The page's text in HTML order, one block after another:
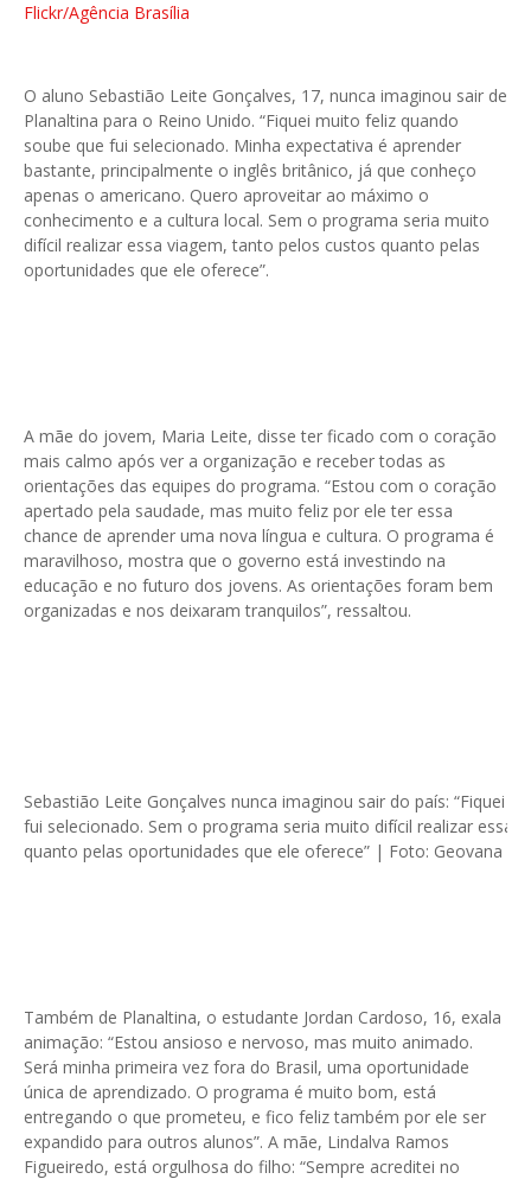
Flickr/Agência Brasília
O aluno Sebastião Leite Gonçalves, 17, nunca imaginou sair de
Planaltina para o Reino Unido. “Fiquei muito feliz quando
soube que fui selecionado. Minha expectativa é aprender
bastante, principalmente o inglês britânico, já que conheço
apenas o americano. Quero aproveitar ao máximo o
conhecimento e a cultura local. Sem o programa seria muito
difícil realizar essa viagem, tanto pelos custos quanto pelas
oportunidades que ele oferece”.
A mãe do jovem, Maria Leite, disse ter ficado com o coração
mais calmo após ver a organização e receber todas as
orientações das equipes do programa. “Estou com o coração
apertado pela saudade, mas muito feliz por ele ter essa
chance de aprender uma nova língua e cultura. O programa é
maravilhoso, mostra que o governo está investindo na
educação e no futuro dos jovens. As orientações foram bem
organizadas e nos deixaram tranquilos”, ressaltou.
Sebastião Leite Gonçalves nunca imaginou sair do país: “Fiquei
fui selecionado. Sem o programa seria muito difícil realizar essa
quanto pelas oportunidades que ele oferece” | Foto: Geovana
Também de Planaltina, o estudante Jordan Cardoso, 16, exala
animação: “Estou ansioso e nervoso, mas muito animado.
Será minha primeira vez fora do Brasil, uma oportunidade
única de aprendizado. O programa é muito bom, está
entregando o que prometeu, e fico feliz também por ele ser
expandido para outros alunos”. A mãe, Lindalva Ramos
Figueiredo, está orgulhosa do filho: “Sempre acreditei no